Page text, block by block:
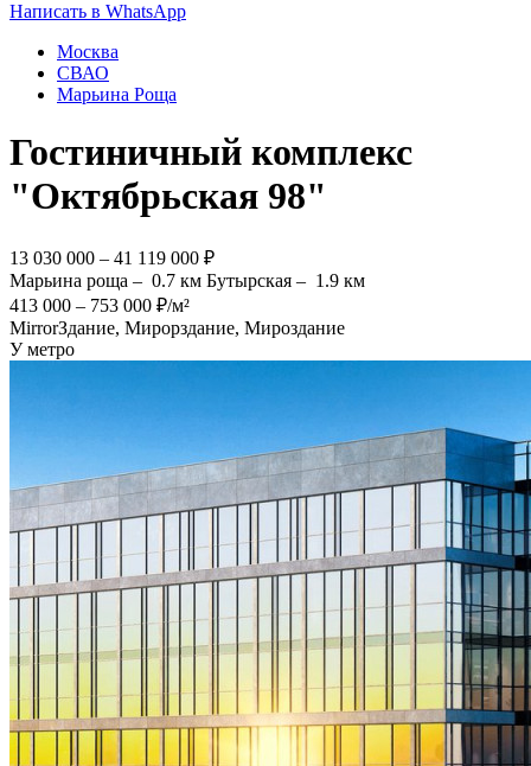
Написать в WhatsApp
Москва
СВАО
Марьина Роща
Гостиничный комплекс
"Октябрьская 98"
13 030 000 – 41 119 000 ₽
Марьина роща – 0.7 км Бутырская – 1.9 км
413 000 – 753 000 ₽/м²
MirrorЗдание, Мирорздание, Мироздание
У метро